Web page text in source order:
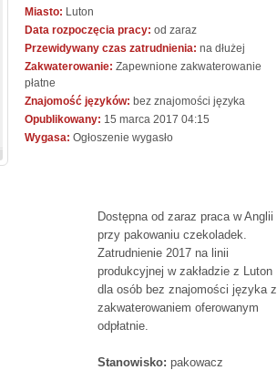
Miasto: Luton
Data rozpoczęcia pracy: od zaraz
Przewidywany czas zatrudnienia: na dłużej
Zakwaterowanie: Zapewnione zakwaterowanie
płatne
Znajomość języków: bez znajomości języka
Opublikowany: 15 marca 2017 04:15
Wygasa: Ogłoszenie wygasło
Dostępna od zaraz praca w Anglii
przy pakowaniu czekoladek.
Zatrudnienie 2017 na linii
produkcyjnej w zakładzie z Luton
dla osób bez znajomości języka z
zakwaterowaniem oferowanym
odpłatnie.
Stanowisko: pakowacz